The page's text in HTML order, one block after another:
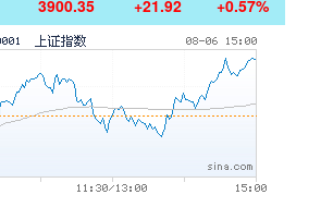
3900.35 +21.92 +0.57%